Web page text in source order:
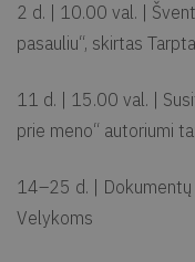
2 d. | 10.00 val. |
pasauliu“, skirtas
11 d. | 15.00 val. |
prie meno“ autoriumi
14–25 d. | Dokumentų
Velykoms